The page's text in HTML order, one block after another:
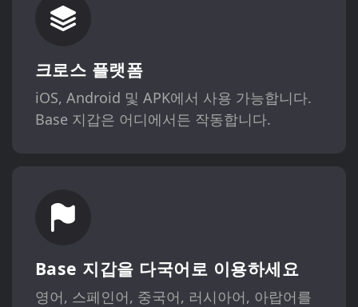
크로스 플랫폼
iOS, Android 및 APK에서 사용 가능합니다.
Base 지갑은 어디에서든 작동합니다.
Base 지갑을 다국어로 이용하세요
영어, 스페인어, 중국어, 러시아어, 아랍어를